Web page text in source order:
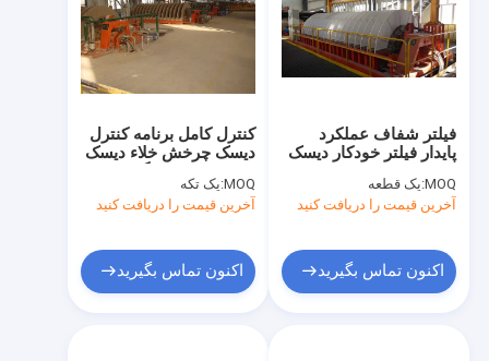
کنترل کامل برنامه کنترل
دیسک چرخش خلاء دیسک
MOQ: یک تکه
آخرین قیمت را دریافت کنید
اکنون تماس بگیرید
فیلتر شفاف عملکرد
پایدار فیلتر خودکار دیسک
MOQ: یک قطعه
آخرین قیمت را دریافت کنید
اکنون تماس بگیرید